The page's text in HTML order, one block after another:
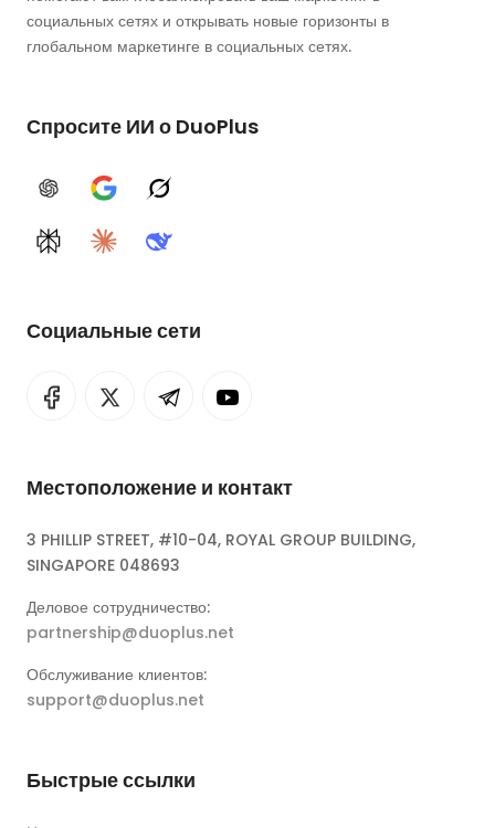
социальных сетях и открывать новые горизонты в
глобальном маркетинге в социальных сетях.
Спросите ИИ о DuoPlus
ChatGPTGoogle AIGrok
PerplexityClaudeDeepSeek
Социальные сети
Местоположение и контакт
3 PHILLIP STREET, #10-04, ROYAL GROUP BUILDING,
SINGAPORE 048693
Деловое сотрудничество:
partnership@duoplus.net
Обслуживание клиентов:
support@duoplus.net
Быстрые ссылки